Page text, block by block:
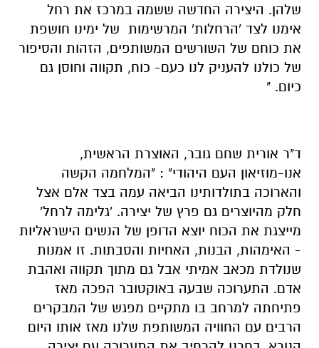
שלהן. היצירה החדשה ששמה במרכז את רחל
אימנו לצד 'הרחלות' המרשימות של ימינו חושפת
את כוחם של השורשים המשותפים, הזהות והסיפור
של כולנו להעניק לנו כעם- כוח, תקווה וחוסן גם
כיום. "
ד"ר אורית שחם גובר, האוצרת הראשית,
אנו-מוזיאון העם היהודי" : "המלחמה הקשה
והארוכה בתולדותינו הביאה עמה בצד אלם אצל
חלק מהיוצרים גם פרץ של יצירה. 'גלימה לרחל'
מייצגת את הכוח יוצא הדופן של הנשים הישראליות
- האימהות, הבנות, האחיות והסבתות. זו אמנות
שנולדת מכאב אמיתי אבל גם מתוך תקווה ואהבת
אדם. התערוכה שבעה באוקטובר הפכה מאז
פתיחתה למרחב בו מתקיים מפגש של המבקרים
הרבים עם החוויה המשותפת שלנו מאז אותו היום